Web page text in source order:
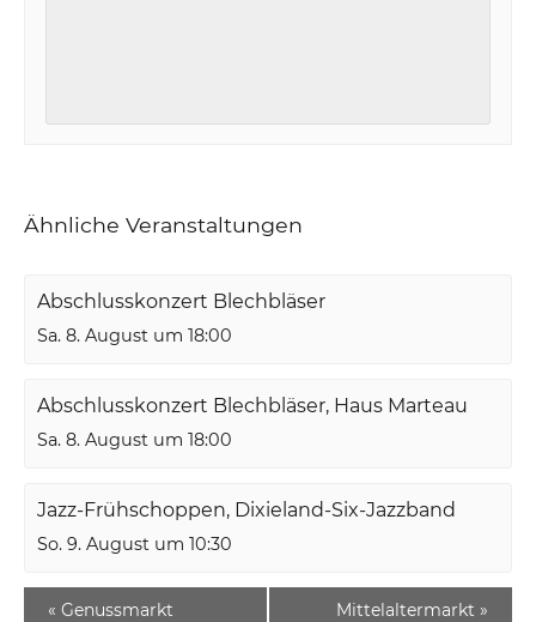
Ähnliche Veranstaltungen
Abschlusskonzert Blechbläser
Sa. 8. August um 18:00
Abschlusskonzert Blechbläser, Haus Marteau
Sa. 8. August um 18:00
Jazz-Frühschoppen, Dixieland-Six-Jazzband
So. 9. August um 10:30
« Genussmarkt Mittelaltermarkt »